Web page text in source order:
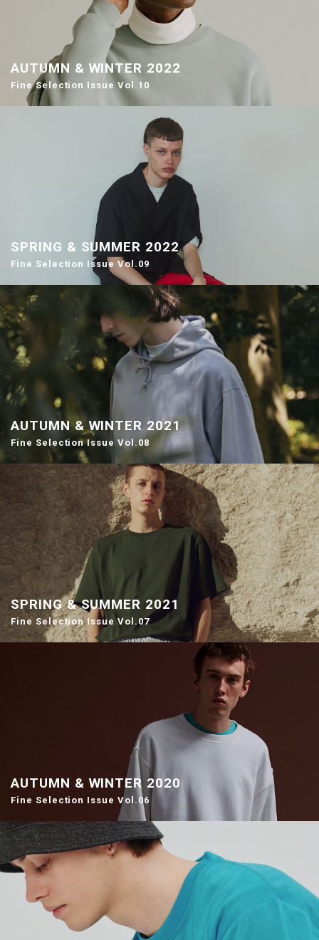
AUTUMN & WINTER 2022
Fine Selection Issue Vol.10
SPRING & SUMMER 2022
Fine Selection Issue Vol.09
AUTUMN & WINTER 2021
Fine Selection Issue Vol.08
SPRING & SUMMER 2021
Fine Selection Issue Vol.07
AUTUMN & WINTER 2020
Fine Selection Issue Vol.06